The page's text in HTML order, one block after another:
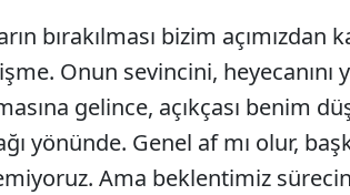
bırakılması bizim
Onun sevincini, heyecanını
gelince, açıkçası benim
yönünde. Genel af mı olur,
Ama beklentimiz